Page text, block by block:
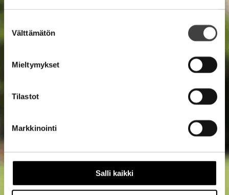
valinta
Välttämätön
Mieltymykset
Tilastot
Markkinointi
Salli kaikki